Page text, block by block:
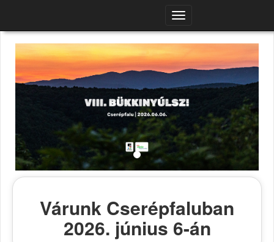
Navigációs
menü
Várunk Cserépfaluban
2026. június 6-án